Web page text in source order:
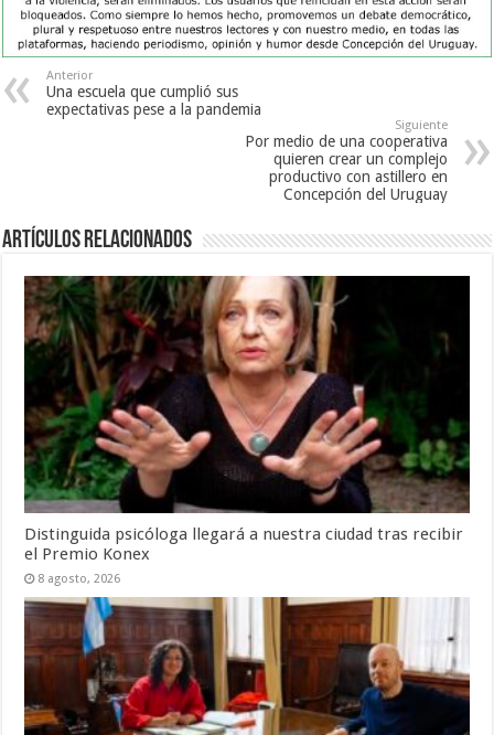
Anterior
Una escuela que cumplió sus
expectativas pese a la pandemia
Siguiente
Por medio de una cooperativa
quieren crear un complejo
productivo con astillero en
Concepción del Uruguay
Artículos Relacionados
Distinguida psicóloga llegará a nuestra ciudad tras recibir
el Premio Konex
8 agosto, 2026